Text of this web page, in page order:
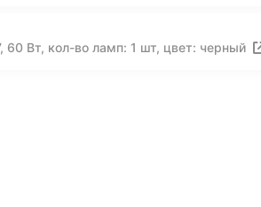
60 Вт, кол-во ламп: 1 шт, цвет: черный